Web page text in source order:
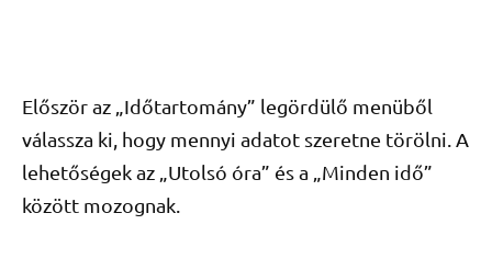
Először az „Időtartomány” legördülő menüből
válassza ki, hogy mennyi adatot szeretne törölni. A
lehetőségek az „Utolsó óra” és a „Minden idő”
között mozognak.